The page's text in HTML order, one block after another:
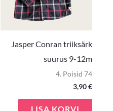
Jasper Conran triiksärk
suurus 9-12m
4. Poisid 74
3,90€
LISA KORVI